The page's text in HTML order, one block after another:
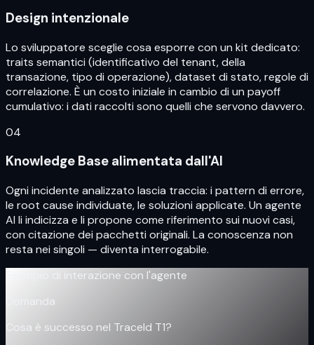
Design intenzionale
Lo sviluppatore sceglie cosa esporre con un kit dedicato:
traits semantici (identificativo del tenant, della
transazione, tipo di operazione), dataset di stato, regole di
correlazione. È un costo iniziale in cambio di un payoff
cumulativo: i dati raccolti sono quelli che servono davvero.
04
Knowledge Base alimentata dall'AI
Ogni incidente analizzato lascia traccia: i pattern di errore,
le root cause individuate, le soluzioni applicate. Un agente
AI li indicizza e li propone come riferimento sui nuovi casi,
con citazione dei pacchetti originali. La conoscenza non
resta nei singoli — diventa interrogabile.
Esempio di interazione con l'agente
Domanda
Cosa è successo nel TraceId T1?